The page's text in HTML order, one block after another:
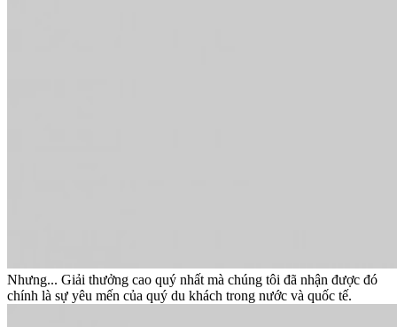
Nhưng... Giải thưởng cao quý nhất mà chúng tôi đã nhận được đó
chính là sự yêu mến của quý du khách trong nước và quốc tế.